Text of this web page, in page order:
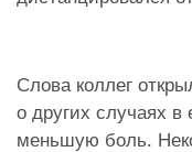
Слова коллег
о других случаях в
меньшую боль.